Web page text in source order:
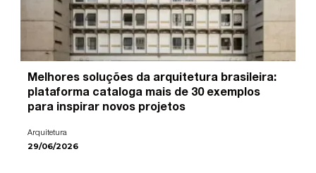
Melhores soluções da arquitetura brasileira:
plataforma cataloga mais de 30 exemplos
para inspirar novos projetos
Arquitetura
29/06/2026